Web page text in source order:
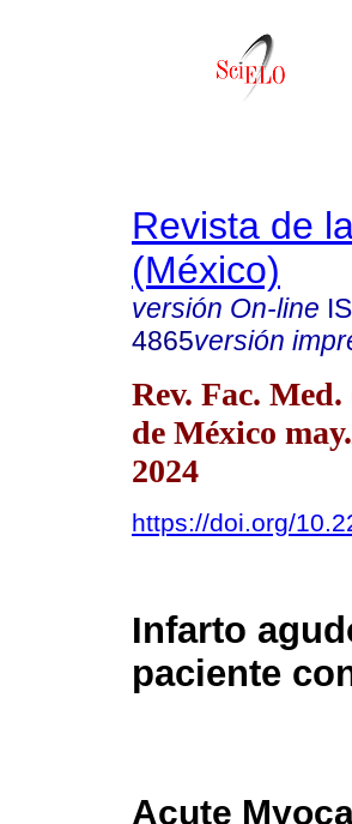
Revista de
(México)
versión On-line
4865versión
Rev. Fac.
de México
2024
https://doi.org/
Infarto
paciente
Acute